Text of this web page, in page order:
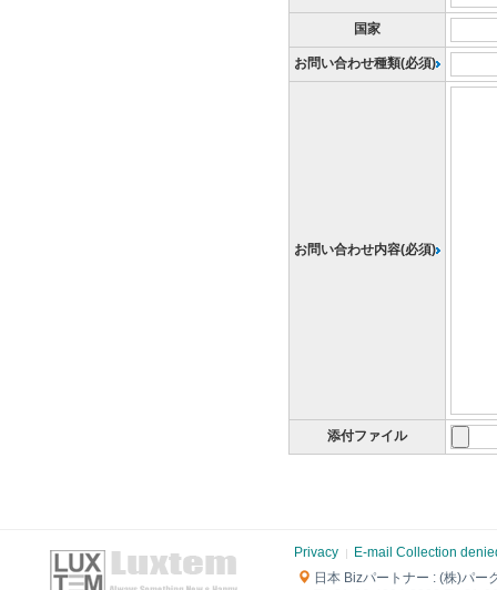
国家
お問い合わせ種類(必須)
お問い合わせ内容(必須)
添付ファイル
Privacy
E-mail Collection
日本 Bizパートナー : (株)パー